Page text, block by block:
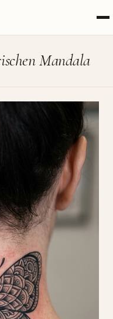
Mandala